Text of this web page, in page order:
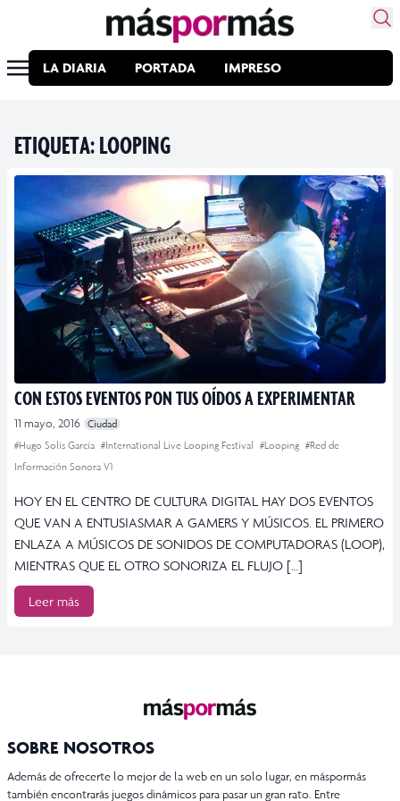
LA DIARIA PORTADA IMPRESO
ETIQUETA:LOOPING
CON ESTOS EVENTOS PON TUS OÍDOS A EXPERIMENTAR
11 mayo, 2016 Ciudad
#Hugo Solís García #International Live Looping Festival #Looping #Red de
Información Sonora V1
HOY EN EL CENTRO DE CULTURA DIGITAL HAY DOS EVENTOS
QUE VAN A ENTUSIASMAR A GAMERS Y MÚSICOS. EL PRIMERO
ENLAZA A MÚSICOS DE SONIDOS DE COMPUTADORAS (LOOP),
MIENTRAS QUE EL OTRO SONORIZA EL FLUJO […]
Leer más
SOBRE NOSOTROS
Además de ofrecerte lo mejor de la web en un solo lugar, en máspormás
también encontrarás juegos dinámicos para pasar un gran rato. Entre